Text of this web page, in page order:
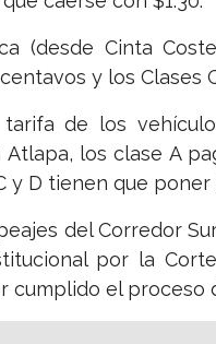
(desde Cinta
y los Clases
de los
los clase A
y D tienen que poner
del Corredor
por la
cumplido el proceso